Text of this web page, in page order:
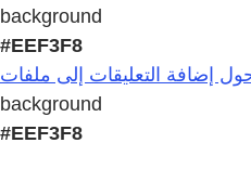
background
#EEF3F8
background
#EEF3F8